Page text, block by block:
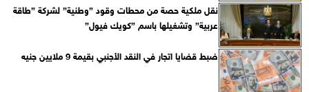
نقل ملكية حصة من محطات وقود ”وطنية” لشركة ”طاقة
عربية” وتشغيلها باسم ”كويك فيول”
ضبط قضايا اتجار في النقد الأجنبي بقيمة 9 ملايين جنيه